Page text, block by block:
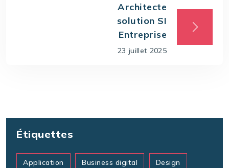
Architecte
solution SI
Entreprise
23 juillet 2025
Étiquettes
Application Business digital Design